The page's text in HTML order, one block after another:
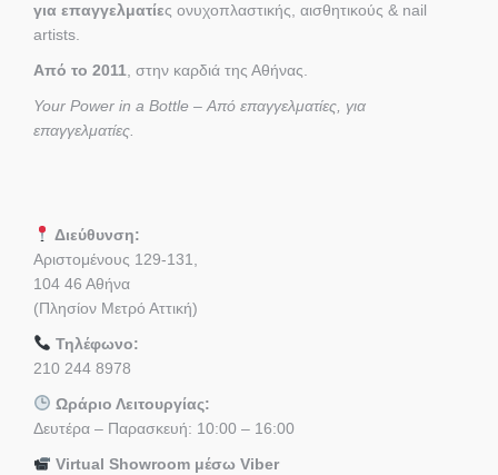
για επαγγελματίες ονυχοπλαστικής, αισθητικούς & nail
artists.
Από το 2011 , στην καρδιά της Αθήνας.
Your Power in a Bottle – Από επαγγελματίες, για
επαγγελματίες.
Διεύθυνση:
Αριστομένους 129-131,
104 46 Αθήνα
(Πλησίον Μετρό Αττική)
Τηλέφωνο:
210 244 8978
Ωράριο Λειτουργίας:
Δευτέρα – Παρασκευή: 10:00 – 16:00
Virtual Showroom μέσω Viber